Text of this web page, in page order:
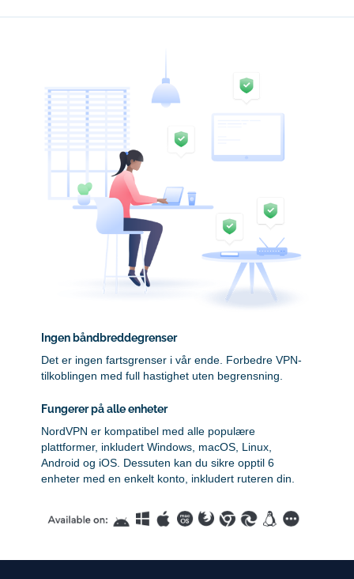
Ingen båndbreddegrenser
Det er ingen fartsgrenser i vår ende. Forbedre VPN-
tilkoblingen med full hastighet uten begrensning.
Fungerer på alle enheter
NordVPN er kompatibel med alle populære
plattformer, inkludert Windows, macOS, Linux,
Android og iOS. Dessuten kan du sikre opptil 6
enheter med en enkelt konto, inkludert ruteren din.